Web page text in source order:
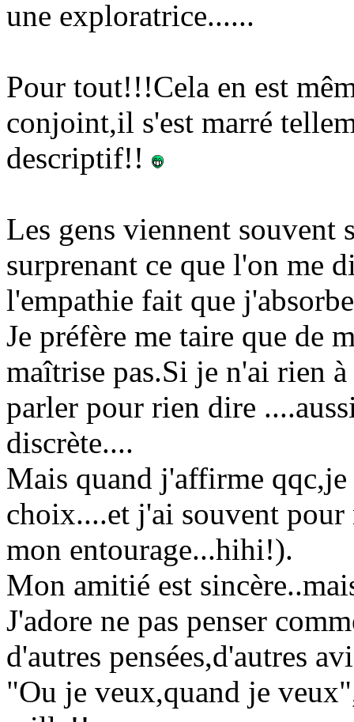
une exploratrice......
Pour tout!!!Cela en est
conjoint,il s'est marré
descriptif!!
Les gens viennent souvent
surprenant ce que l'on me
l'empathie fait que
Je préfère me taire que de
maîtrise pas.Si je n'ai rien
parler pour rien dire
discrète....
Mais quand j'affirme
choix....et j'ai souvent pour
mon entourage...hihi!).
Mon amitié est
J'adore ne pas penser
d'autres pensées,d'autres
"Ou je veux,quand je